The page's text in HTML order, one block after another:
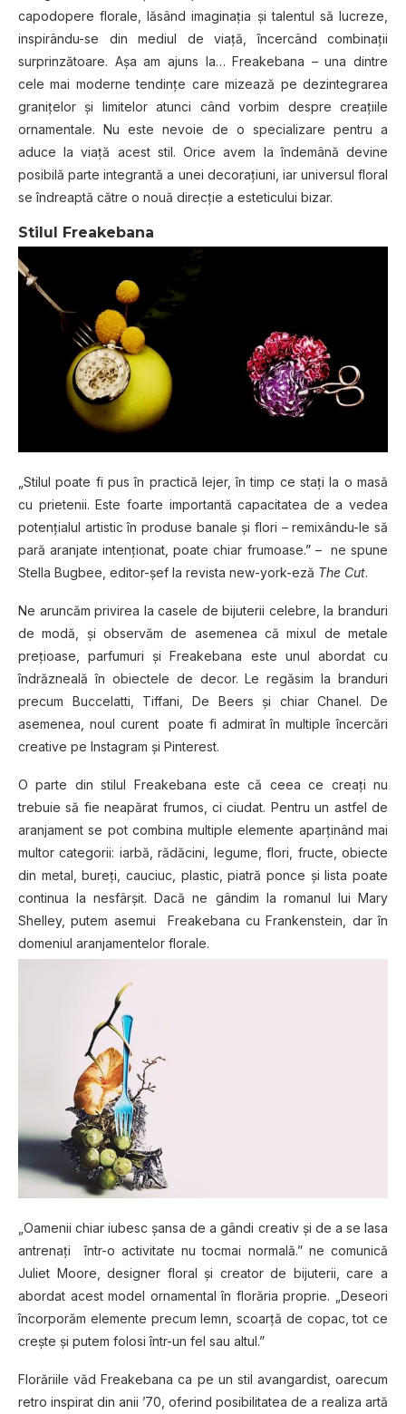
capodopere florale, lăsând imaginaţia şi talentul să lucreze,
inspirându-se din mediul de viaţă, încercând combinaţii
surprinzătoare. Aşa am ajuns la… Freakebana – una dintre
cele mai moderne tendinţe care mizează pe dezintegrarea
graniţelor şi limitelor atunci când vorbim despre creaţiile
ornamentale. Nu este nevoie de o specializare pentru a
aduce la viaţă acest stil. Orice avem la îndemână devine
posibilă parte integrantă a unei decoraţiuni, iar universul floral
se îndreaptă către o nouă direcţie a esteticului bizar.
Stilul Freakebana
„Stilul poate fi pus în practică lejer, în timp ce stați la o masă
cu prietenii. Este foarte importantă capacitatea de a vedea
potențialul artistic în produse banale şi flori – remixându-le să
pară aranjate intenționat, poate chiar frumoase.” – ne spune
Stella Bugbee, editor-şef la revista new-york-eză The Cut.
Ne aruncăm privirea la casele de bijuterii celebre, la branduri
de modă, şi observăm de asemenea că mixul de metale
preţioase, parfumuri şi Freakebana este unul abordat cu
îndrăzneală în obiectele de decor. Le regăsim la branduri
precum Buccelatti, Tiffani, De Beers şi chiar Chanel. De
asemenea, noul curent poate fi admirat în multiple încercări
creative pe Instagram şi Pinterest.
O parte din stilul Freakebana este că ceea ce creați nu
trebuie să fie neapărat frumos, ci ciudat. Pentru un astfel de
aranjament se pot combina multiple elemente aparţinând mai
multor categorii: iarbă, rădăcini, legume, flori, fructe, obiecte
din metal, bureţi, cauciuc, plastic, piatră ponce şi lista poate
continua la nesfârşit. Dacă ne gândim la romanul lui Mary
Shelley, putem asemui Freakebana cu Frankenstein, dar în
domeniul aranjamentelor florale.
„Oamenii chiar iubesc şansa de a gândi creativ şi de a se lasa
antrenaţi într-o activitate nu tocmai normală.” ne comunică
Juliet Moore, designer floral şi creator de bijuterii, care a
abordat acest model ornamental în florăria proprie. „Deseori
încorporăm elemente precum lemn, scoarţă de copac, tot ce
crește şi putem folosi într-un fel sau altul.”
Florăriile văd Freakebana ca pe un stil avangardist, oarecum
retro inspirat din anii ’70, oferind posibilitatea de a realiza artă